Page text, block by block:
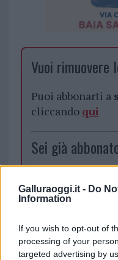
Galluraoggi.it - Do
Information
If you wish to opt-out of
processing of your
targeted advertising by
Vuoi
Puoi abbonarti a
cliccando qui
Sei già
sezioneLogin
TEMI: Bar Olbia